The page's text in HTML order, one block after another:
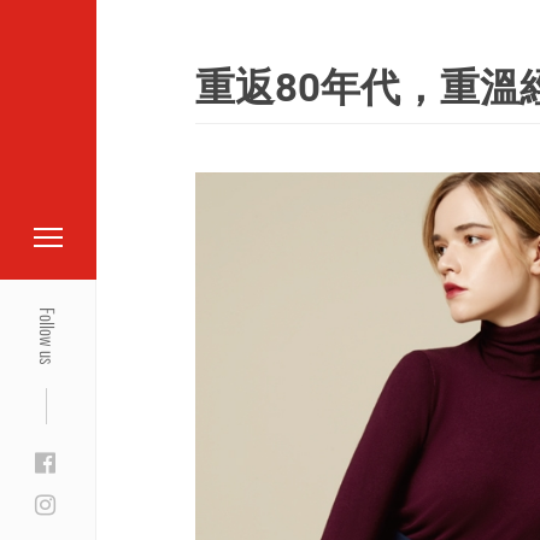
Follow us
重返80年代，重溫